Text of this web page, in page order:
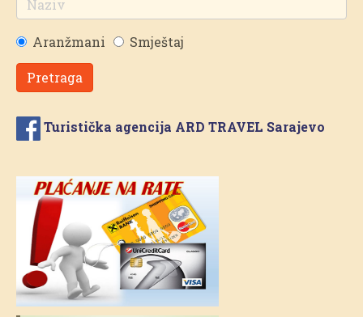
Aranžmani Smještaj
Pretraga
Turistička agencija ARD TRAVEL Sarajevo